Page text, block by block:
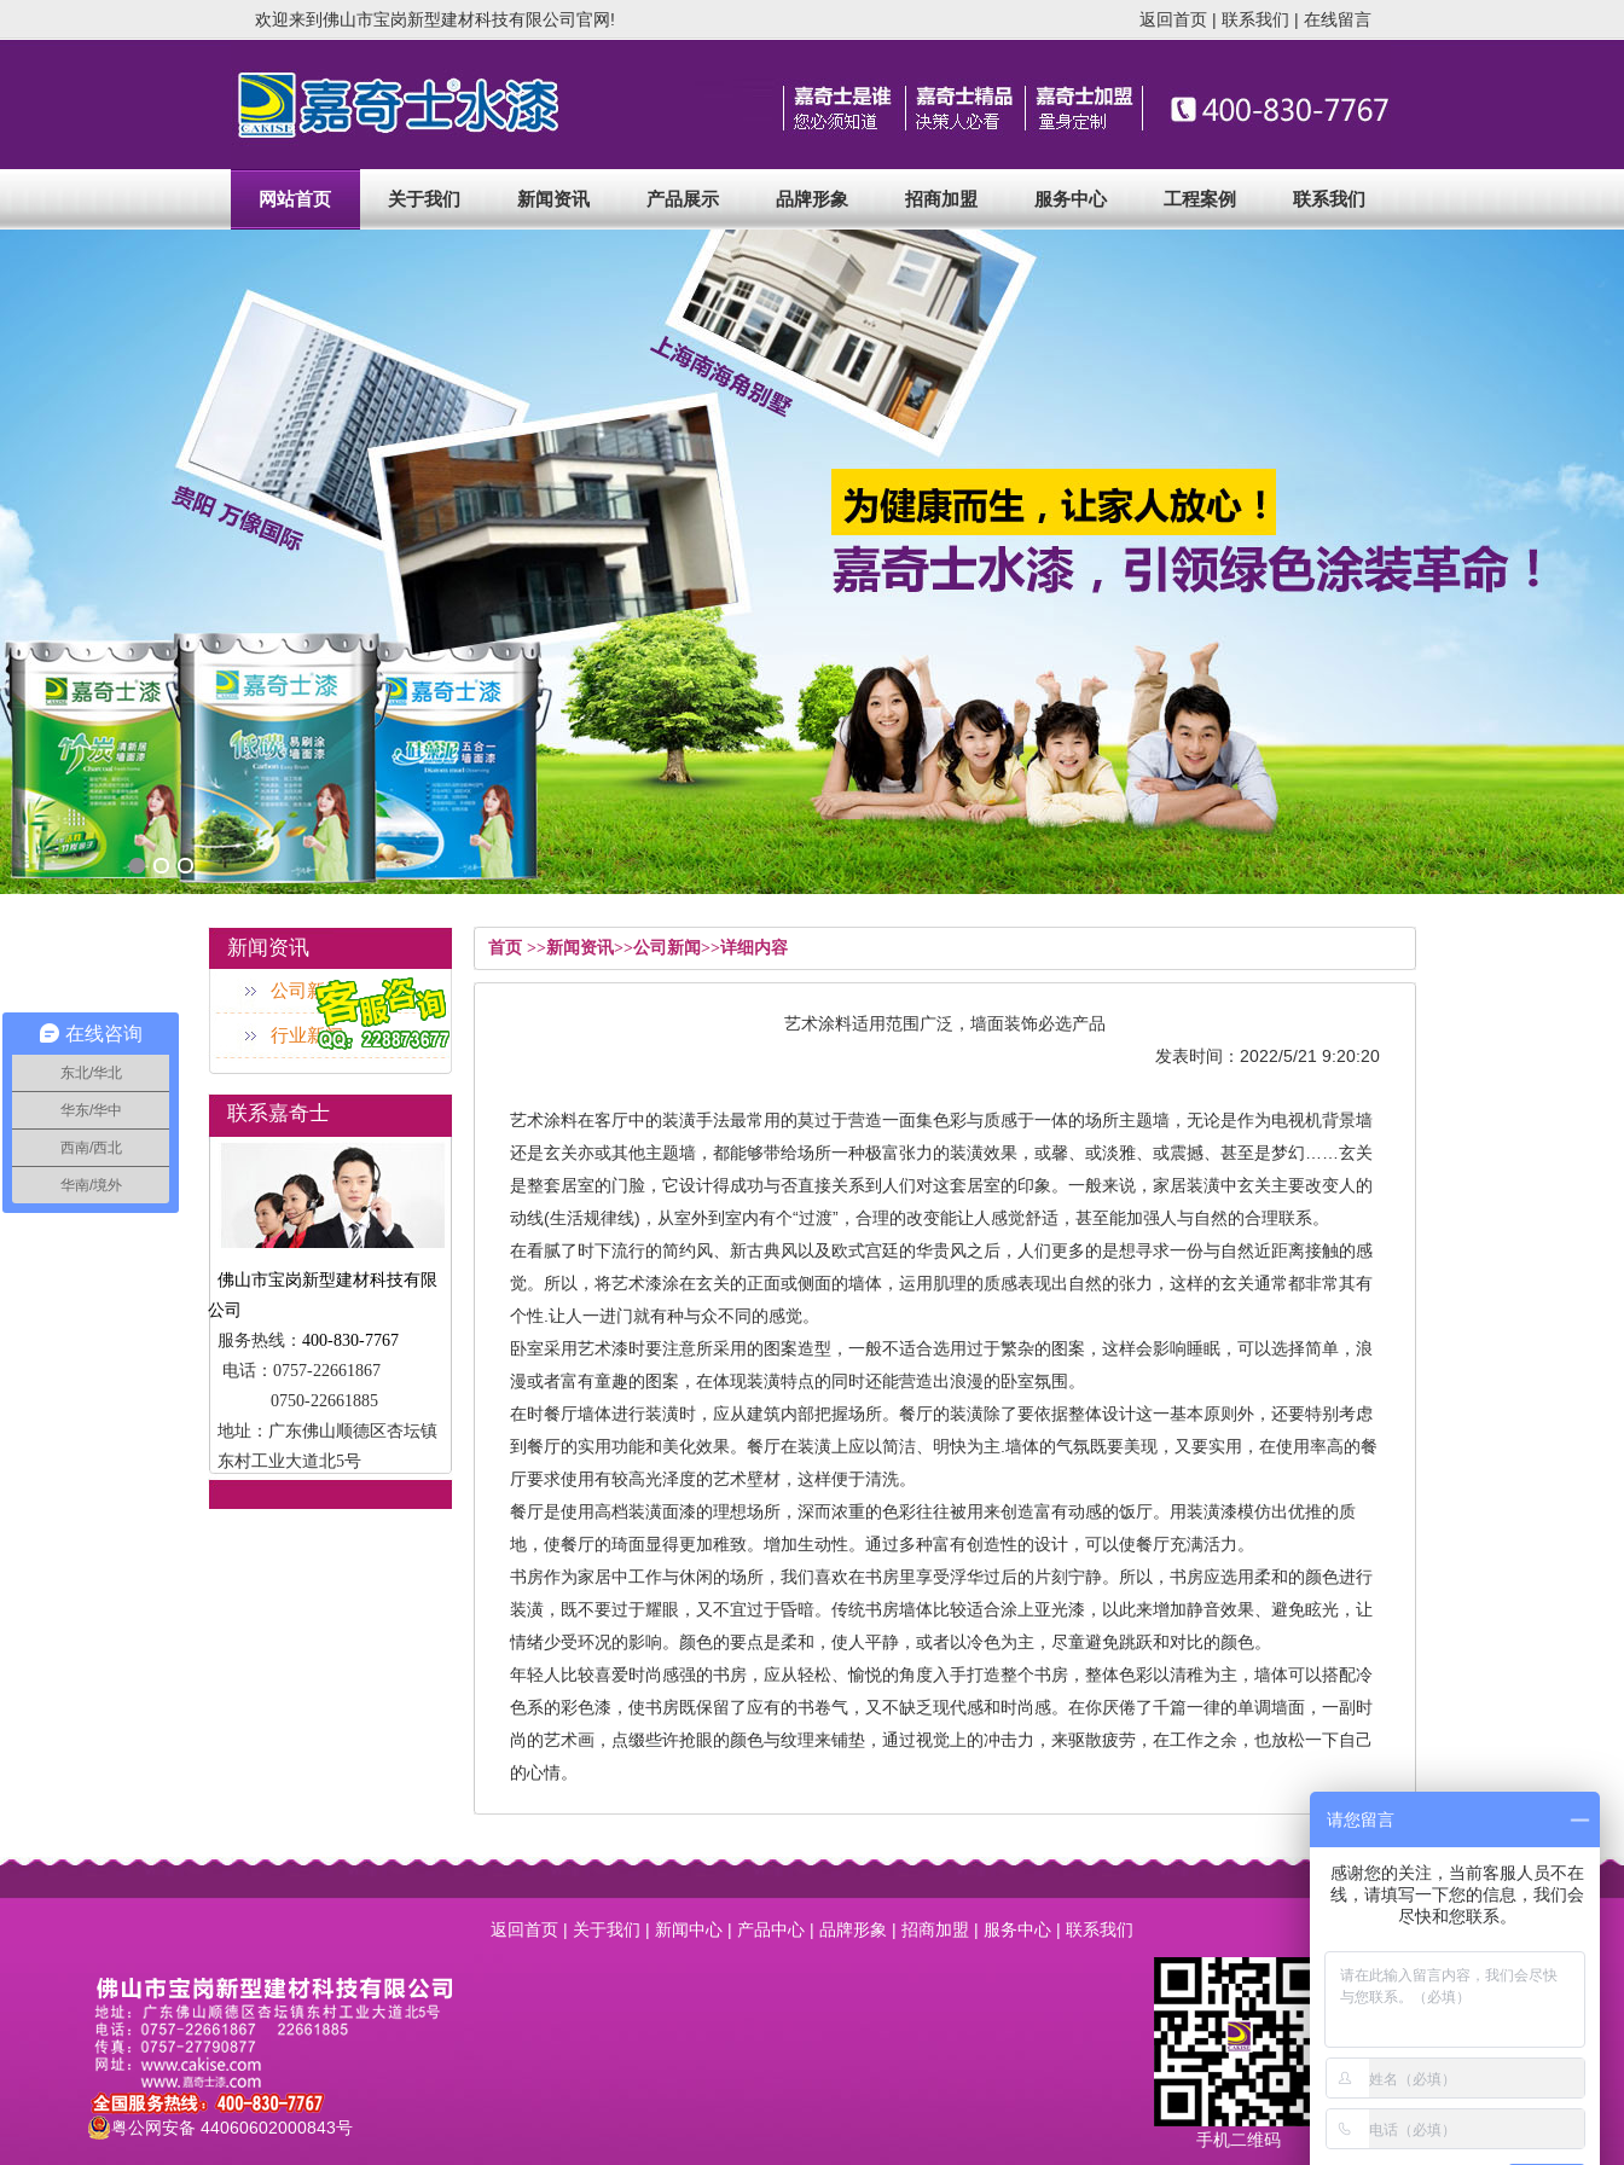
欢迎来到佛山市宝岗新型建材科技有限公司官网! 返回首页| 联系我们 | 在线留言
网站首页 关于我们 新闻资讯 产品展示 品牌形象 招商加盟 服务中心 工程案例 联系我们
新闻资讯
公司新闻
行业新闻
联系嘉奇士
佛山市宝岗新型建材科技有限
公司
服务热线： 400-830-7767
电话：0757-22661867
0750-22661885
地址：广东佛山顺德区杏坛镇
东村工业大道北5号
首页 >>新闻资讯>>公司新闻>>详细内容
艺术涂料适用范围广泛，墙面装饰必选产品
发表时间：2022/5/21 9:20:20
艺术涂料在客厅中的装潢手法最常用的莫过于营造一面集色彩与质感于一体的场所主题墙，无论是作为电视机背景墙
还是玄关亦或其他主题墙，都能够带给场所一种极富张力的装潢效果，或馨、或淡雅、或震撼、甚至是梦幻……玄关
是整套居室的门脸，它设计得成功与否直接关系到人们对这套居室的印象。一般来说，家居装潢中玄关主要改变人的
动线(生活规律线)，从室外到室内有个“过渡”，合理的改变能让人感觉舒适，甚至能加强人与自然的合理联系。
在看腻了时下流行的简约风、新古典风以及欧式宫廷的华贵风之后，人们更多的是想寻求一份与自然近距离接触的感
觉。所以，将艺术漆涂在玄关的正面或侧面的墙体，运用肌理的质感表现出自然的张力，这样的玄关通常都非常其有
个性.让人一进门就有种与众不同的感觉。
卧室采用艺术漆时要注意所采用的图案造型，一般不适合选用过于繁杂的图案，这样会影响睡眠，可以选择简单，浪
漫或者富有童趣的图案，在体现装潢特点的同时还能营造出浪漫的卧室氛围。
在时餐厅墙体进行装潢时，应从建筑内部把握场所。餐厅的装潢除了要依据整体设计这一基本原则外，还要特别考虑
到餐厅的实用功能和美化效果。餐厅在装潢上应以简洁、明快为主.墙体的气氛既要美现，又要实用，在使用率高的餐
厅要求使用有较高光泽度的艺术壁材，这样便于清洗。
餐厅是使用高档装潢面漆的理想场所，深而浓重的色彩往往被用来创造富有动感的饭厅。用装潢漆模仿出优推的质
地，使餐厅的琦面显得更加稚致。增加生动性。通过多种富有创造性的设计，可以使餐厅充满活力。
书房作为家居中工作与休闲的场所，我们喜欢在书房里享受浮华过后的片刻宁静。所以，书房应选用柔和的颜色进行
装潢，既不要过于耀眼，又不宜过于昏暗。传统书房墙体比较适合涂上亚光漆，以此来增加静音效果、避免眩光，让
情绪少受环况的影响。颜色的要点是柔和，使人平静，或者以冷色为主，尽童避免跳跃和对比的颜色。
年轻人比较喜爱时尚感强的书房，应从轻松、愉悦的角度入手打造整个书房，整体色彩以清稚为主，墙体可以搭配冷
色系的彩色漆，使书房既保留了应有的书卷气，又不缺乏现代感和时尚感。在你厌倦了千篇一律的单调墙面，一副时
尚的艺术画，点缀些许抢眼的颜色与纹理来铺垫，通过视觉上的冲击力，来驱散疲劳，在工作之余，也放松一下自己
的心情。
返回首页 | 关于我们 | 新闻中心 | 产品中心 | 品牌形象 | 招商加盟 | 服务中心 | 联系我们
粤公网安备 44060602000843号
手机二维码 加微信
在线咨询
东北/华北
华东/华中
西南/西北
华南/境外
请您留言
感谢您的关注，当前客服人员不在
线，请填写一下您的信息，我们会
尽快和您联系。